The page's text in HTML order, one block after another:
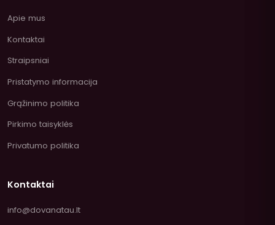
Apie mus
Kontaktai
Straipsniai
Pristatymo informacija
Grąžinimo politika
Pirkimo taisyklės
Privatumo politika
Kontaktai
info@dovanatau.lt